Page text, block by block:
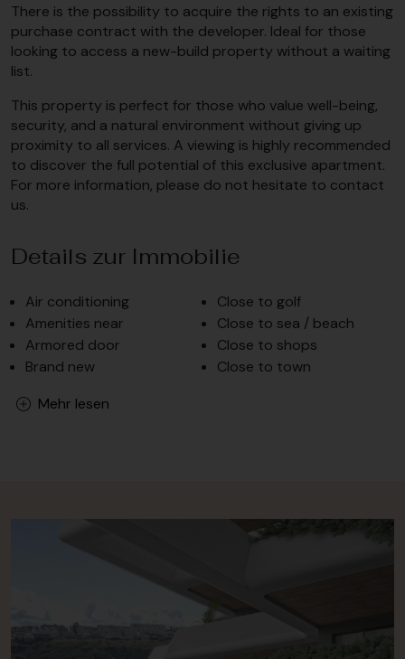
There is the possibility to acquire the rights to an existing
purchase contract with the developer. Ideal for those
looking to access a new-build property without a waiting
list.
This property is perfect for those who value well-being,
security, and a natural environment without giving up
proximity to all services. A viewing is highly recommended
to discover the full potential of this exclusive apartment.
For more information, please do not hesitate to contact
us.
Details zur Immobilie
Air conditioning
Amenities near
Armored door
Brand new
Close to golf
Close to sea / beach
Close to shops
Close to town
Mehr lesen